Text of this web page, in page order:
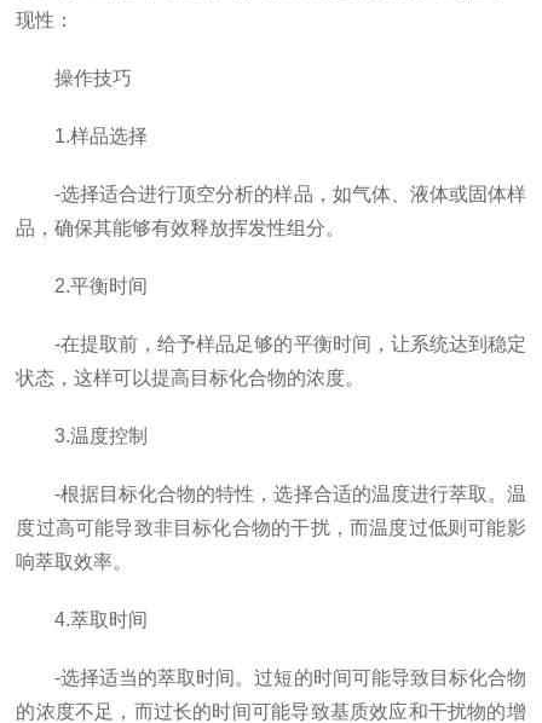
现性：
操作技巧
1.样品选择
-选择适合进行顶空分析的样品，如气体、液体或固体样
品，确保其能够有效释放挥发性组分。
2.平衡时间
-在提取前，给予样品足够的平衡时间，让系统达到稳定
状态，这样可以提高目标化合物的浓度。
3.温度控制
-根据目标化合物的特性，选择合适的温度进行萃取。温
度过高可能导致非目标化合物的干扰，而温度过低则可能影
响萃取效率。
4.萃取时间
-选择适当的萃取时间。过短的时间可能导致目标化合物
的浓度不足，而过长的时间可能导致基质效应和干扰物的增